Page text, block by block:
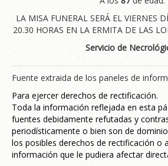
LA MISA FUNERAL SERÁ EL VIERNES
20.30 HORAS EN LA ERMITA DE LAS
Servicio de
Fuente extraida de los paneles de
Para ejercer derechos de rectificación.
Toda la información reflejada en esta
fuentes debidamente refutadas y
periodísticamente o bien son de
los posibles derechos de rectificación o
información que le pudiera afectar